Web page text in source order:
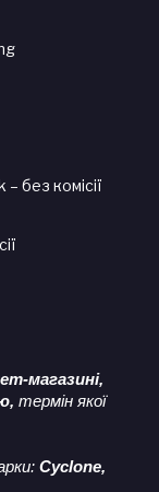
без комісії
магазині,
термін якої
Cyclone,